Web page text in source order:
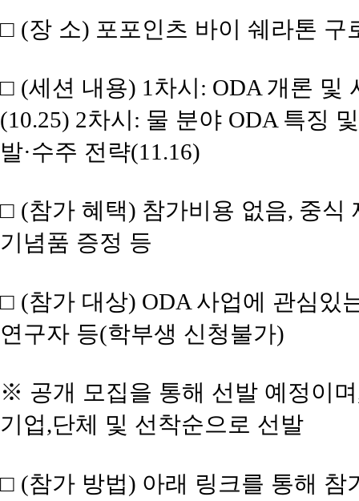
□ (장 소) 포포인츠 바이 쉐라톤 구
□ (세션 내용) 1 차시: ODA 개론 및
(10.25) 2차시: 물 분야 ODA 특징
발·수주 전략(11.16)
□ (참가 혜택) 참가비용 없음, 중식
기념품 증정 등
□ (참가 대상) ODA 사업에 관심있
연구자 등(학부생 신청불가)
※ 공개 모집을 통해 선발 예정이며
기업,단체 및 선착순으로 선발
□ (참가 방법) 아래 링크를 통해 참